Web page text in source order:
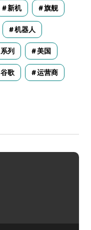
新机 旗舰
机器人
系列 美国
谷歌 运营商